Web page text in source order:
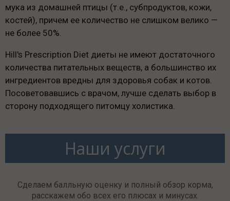
мука из домашней птицы (т.е., субпродуктов, кожи,
костей), причем ее количество не слишком велико —
не более 50%.
Hill's Prescription Diet диеты не имеют достаточного
количества питательных веществ, а большинство их
ингредиентов вредны для здоровья собак и котов.
Посоветовавшись с врачом, лучше сделать выбор в
сторону подходящего питомцу холистика.
Наши услуги
Сделаем балльную оценку и полный обзор корма,
расскажем обо всех его плюсах и минусах.